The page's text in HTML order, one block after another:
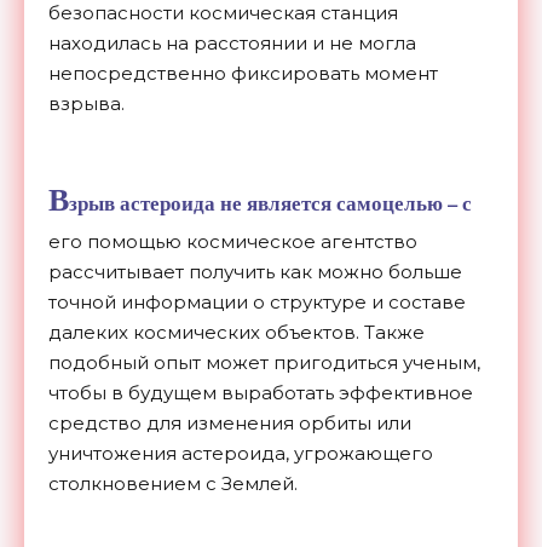
безопасности космическая станция
находилась на расстоянии и не могла
непосредственно фиксировать момент
взрыва.
Взрывастероидане является самоцелью – с
его помощью космическое агентство
рассчитывает получить как можно больше
точной информации о структуре и составе
далеких космических объектов. Также
подобный опыт может пригодиться ученым,
чтобы в будущем выработать эффективное
средство для изменения орбиты или
уничтожения астероида, угрожающего
столкновением с Землей.